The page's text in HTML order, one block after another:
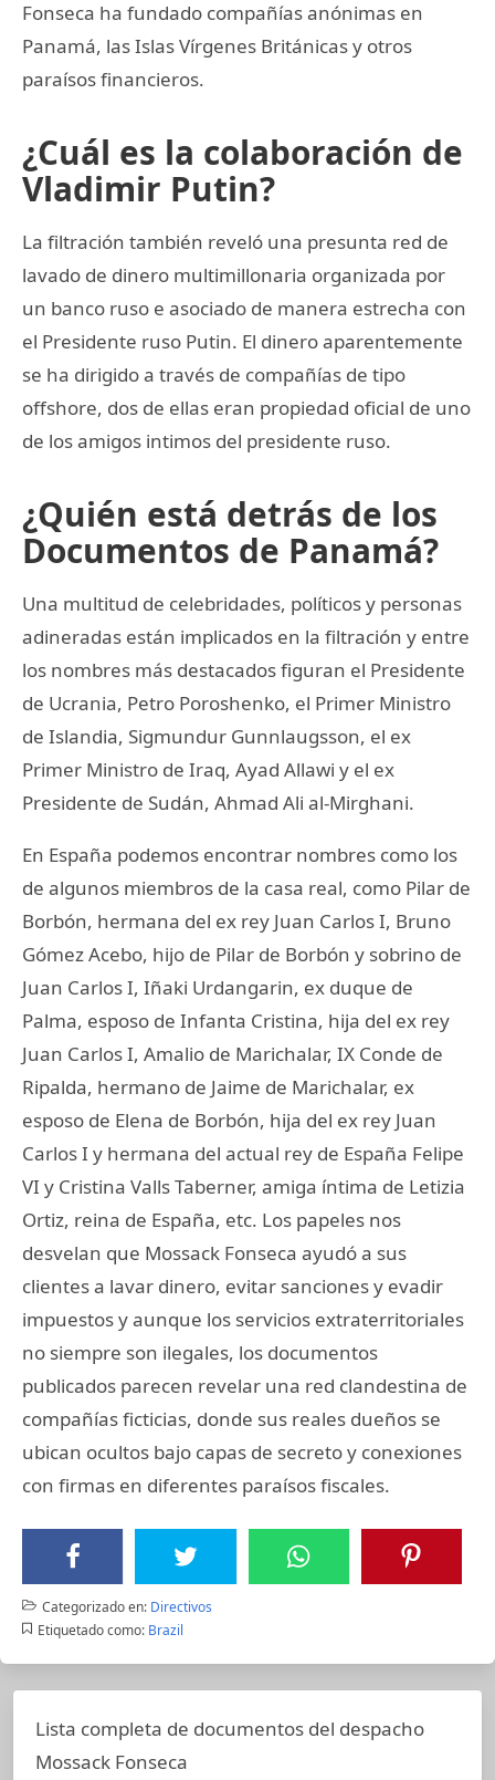
Fonseca ha fundado compañías anónimas en
Panamá, las Islas Vírgenes Británicas y otros
paraísos financieros.
¿Cuál es la colaboración de
Vladimir Putin?
La filtración también reveló una presunta red de
lavado de dinero multimillonaria organizada por
un banco ruso e asociado de manera estrecha con
el Presidente ruso Putin. El dinero aparentemente
se ha dirigido a través de compañías de tipo
offshore, dos de ellas eran propiedad oficial de uno
de los amigos intimos del presidente ruso.
¿Quién está detrás de los
Documentos de Panamá?
Una multitud de celebridades, políticos y personas
adineradas están implicados en la filtración y entre
los nombres más destacados figuran el Presidente
de Ucrania, Petro Poroshenko, el Primer Ministro
de Islandia, Sigmundur Gunnlaugsson, el ex
Primer Ministro de Iraq, Ayad Allawi y el ex
Presidente de Sudán, Ahmad Ali al-Mirghani.
En España podemos encontrar nombres como los
de algunos miembros de la casa real, como Pilar de
Borbón, hermana del ex rey Juan Carlos I, Bruno
Gómez Acebo, hijo de Pilar de Borbón y sobrino de
Juan Carlos I, Iñaki Urdangarin, ex duque de
Palma, esposo de Infanta Cristina, hija del ex rey
Juan Carlos I, Amalio de Marichalar, IX Conde de
Ripalda, hermano de Jaime de Marichalar, ex
esposo de Elena de Borbón, hija del ex rey Juan
Carlos I y hermana del actual rey de España Felipe
VI y Cristina Valls Taberner, amiga íntima de Letizia
Ortiz, reina de España, etc. Los papeles nos
desvelan que Mossack Fonseca ayudó a sus
clientes a lavar dinero, evitar sanciones y evadir
impuestos y aunque los servicios extraterritoriales
no siempre son ilegales, los documentos
publicados parecen revelar una red clandestina de
compañías ficticias, donde sus reales dueños se
ubican ocultos bajo capas de secreto y conexiones
con firmas en diferentes paraísos fiscales.
Categorizado en: Directivos
Etiquetado como: Brazil
Lista completa de documentos del despacho
Mossack Fonseca